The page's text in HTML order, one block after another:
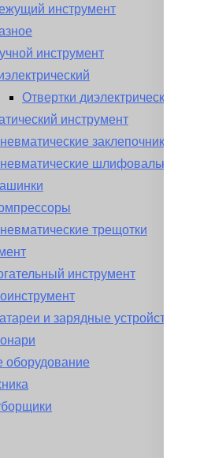
инструмент
инструмент
Отвертки диэлектрические
инструмент
заклепочники
шлифовальные
трещотки
инструмент
и зарядные устройства
оборудование